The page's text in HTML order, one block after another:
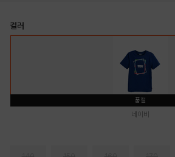
컬러
품절
네이비